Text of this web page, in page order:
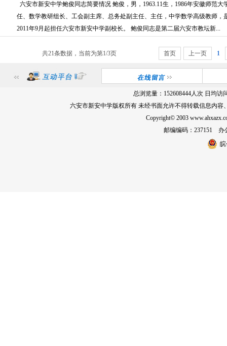
六安市新安中学鲍俊同志简要情况 鲍俊，男，1963.11生，1986年安徽师范
任、数学教研组长、工会副主席、总务处副主任、主任，中学数学高级教师
2011年9月起担任六安市新安中学副校长。 鲍俊同志是第二届六安市教坛新...
共21条数据，当前为第1/3页 首页 上一页 1
总浏览量： 152608444人次 日均访
六安市新安中学版权所有 未经书面允许不得转载信息内容
Copyright© 2003
邮编编码：237151 办
皖